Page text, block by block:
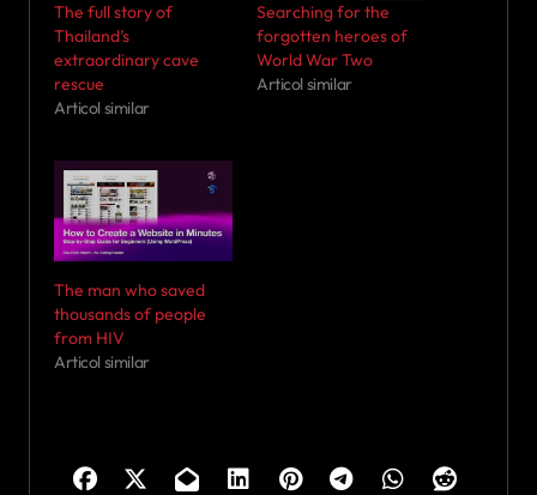
The full story of
Thailand’s
extraordinary cave
rescue
Articol similar
Searching for the
forgotten heroes of
World War Two
Articol similar
The man who saved
thousands of people
from HIV
Articol similar